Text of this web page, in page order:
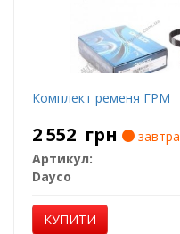
Комплект ременя ГРМ
2 552 грн
завтра
Артикул:
Dayco
КУПИТИ